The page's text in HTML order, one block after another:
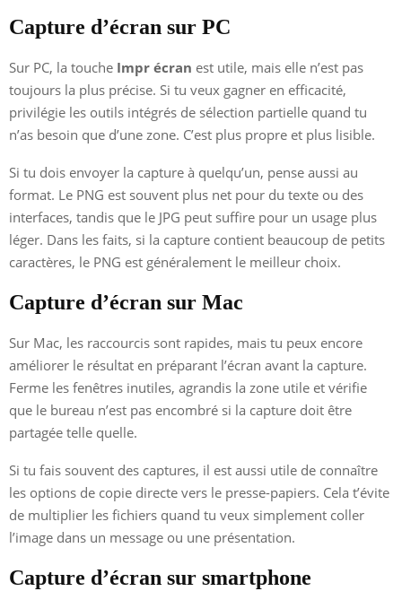
Capture d’écran sur PC
Sur PC, la touche Impr écran est utile, mais elle n’est pas
toujours la plus précise. Si tu veux gagner en efficacité,
privilégie les outils intégrés de sélection partielle quand tu
n’as besoin que d’une zone. C’est plus propre et plus lisible.
Si tu dois envoyer la capture à quelqu’un, pense aussi au
format. Le PNG est souvent plus net pour du texte ou des
interfaces, tandis que le JPG peut suffire pour un usage plus
léger. Dans les faits, si la capture contient beaucoup de petits
caractères, le PNG est généralement le meilleur choix.
Capture d’écran sur Mac
Sur Mac, les raccourcis sont rapides, mais tu peux encore
améliorer le résultat en préparant l’écran avant la capture.
Ferme les fenêtres inutiles, agrandis la zone utile et vérifie
que le bureau n’est pas encombré si la capture doit être
partagée telle quelle.
Si tu fais souvent des captures, il est aussi utile de connaître
les options de copie directe vers le presse-papiers. Cela t’évite
de multiplier les fichiers quand tu veux simplement coller
l’image dans un message ou une présentation.
Capture d’écran sur smartphone